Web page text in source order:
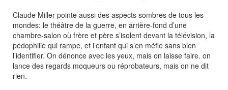
Claude Miller pointe aussi des aspects sombres de tous les
mondes: le théâtre de la guerre, en arrière-fond d’une
chambre-salon où frère et père s’isolent devant la télévision, la
pédophilie qui rampe, et l’enfant qui s’en méfie sans bien
l’identifier. On dénonce avec les yeux, mais on laisse faire. on
lance des regards moqueurs ou réprobateurs, mais on ne dit
rien.